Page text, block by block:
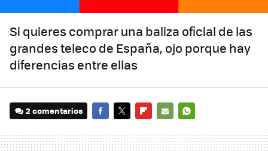
Si quieres comprar una baliza oficial de las
grandes teleco de España, ojo porque hay
diferencias entre ellas
2 comentarios
MAIL